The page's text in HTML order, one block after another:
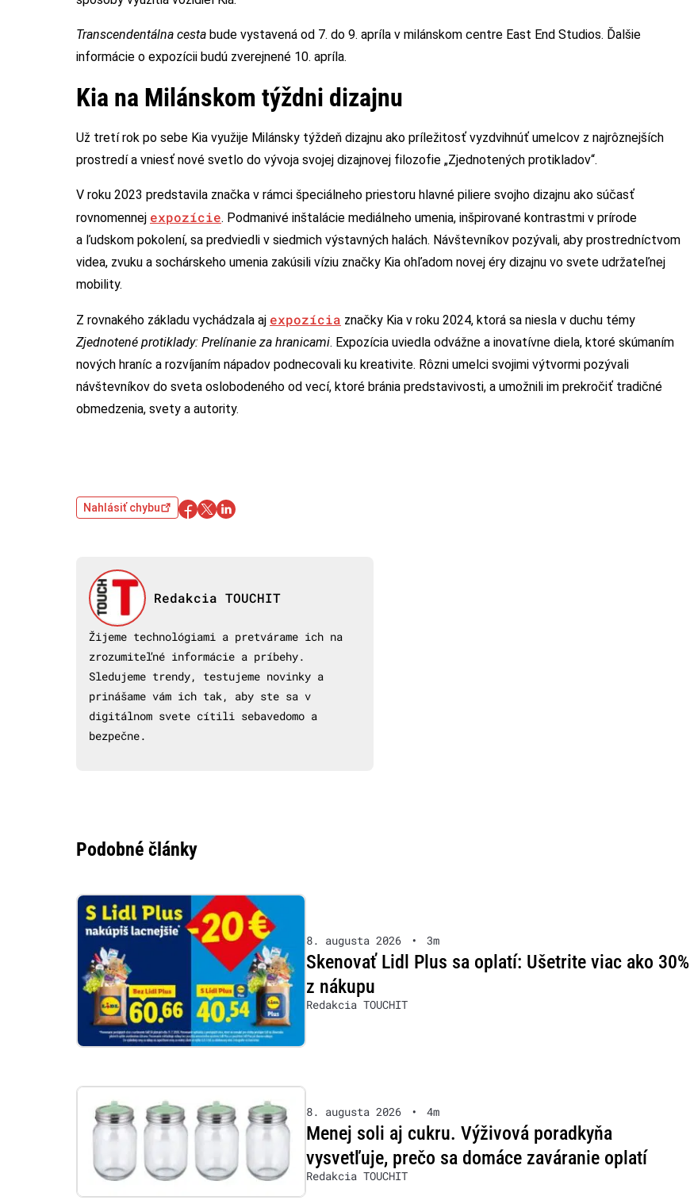
Transcendentálna cesta bude vystavená od 7. do 9. apríla v milánskom centre East End Studios. Ďalšie
informácie o expozícii budú zverejnené 10. apríla.
Kia na Milánskom týždni dizajnu
Už tretí rok po sebe Kia využije Milánsky týždeň dizajnu ako príležitosť vyzdvihnúť umelcov z najrôznejších
prostredí a vniesť nové svetlo do vývoja svojej dizajnovej filozofie „Zjednotených protikladov“.
V roku 2023 predstavila značka v rámci špeciálneho priestoru hlavné piliere svojho dizajnu ako súčasť
rovnomennej expozície. Podmanivé inštalácie mediálneho umenia, inšpirované kontrastmi v prírode
a ľudskom pokolení, sa predviedli v siedmich výstavných halách. Návštevníkov pozývali, aby prostredníctvom
videa, zvuku a sochárskeho umenia zakúsili víziu značky Kia ohľadom novej éry dizajnu vo svete udržateľnej
mobility.
Z rovnakého základu vychádzala aj expozícia značky Kia v roku 2024, ktorá sa niesla v duchu témy
Zjednotené protiklady: Prelínanie za hranicami. Expozícia uviedla odvážne a inovatívne diela, ktoré skúmaním
nových hraníc a rozvíjaním nápadov podnecovali ku kreativite. Rôzni umelci svojimi výtvormi pozývali
návštevníkov do sveta oslobodeného od vecí, ktoré bránia predstavivosti, a umožnili im prekročiť tradičné
obmedzenia, svety a autority.
Nahlásiť chybu
Redakcia TOUCHIT
Žijeme technológiami a pretvárame ich na
zrozumiteľné informácie a príbehy.
Sledujeme trendy, testujeme novinky a
prinášame vám ich tak, aby ste sa v
digitálnom svete cítili sebavedomo a
bezpečne.
Podobné články
8. augusta 2026 • 3m
Skenovať Lidl Plus sa oplatí: Ušetrite viac ako 30%
z nákupu
Redakcia TOUCHIT
8. augusta 2026 • 4m
Menej soli aj cukru. Výživová poradkyňa
vysvetľuje, prečo sa domáce zaváranie oplatí
Redakcia TOUCHIT